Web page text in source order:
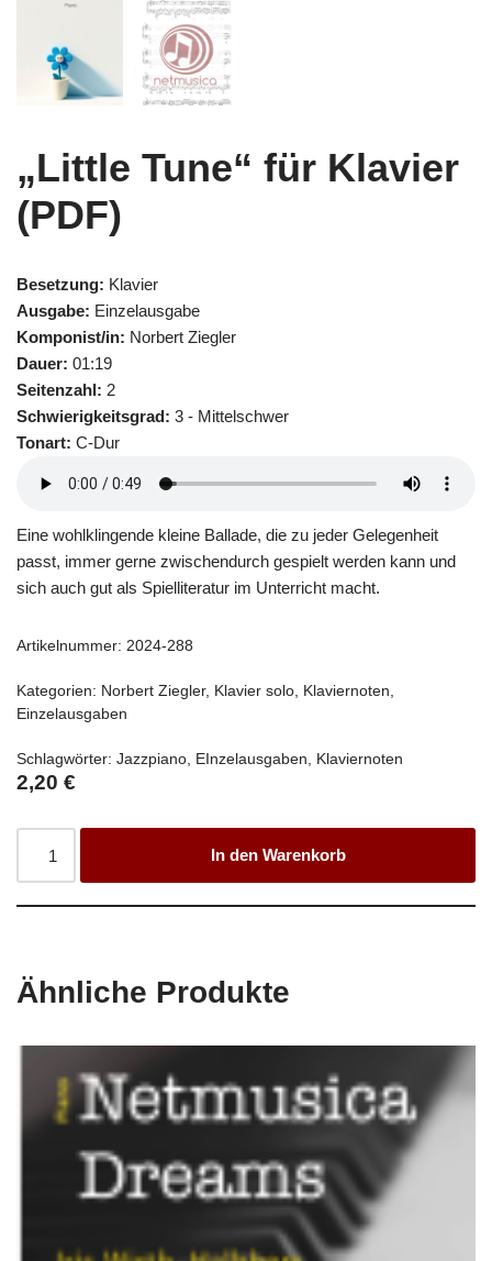
„Little Tune“ für Klavier
(PDF)
Besetzung: Klavier
Ausgabe: Einzelausgabe
Komponist/in: Norbert Ziegler
Dauer: 01:19
Seitenzahl: 2
Schwierigkeitsgrad: 3 - Mittelschwer
Tonart: C-Dur
Eine wohlklingende kleine Ballade, die zu jeder Gelegenheit
passt, immer gerne zwischendurch gespielt werden kann und
sich auch gut als Spielliteratur im Unterricht macht.
Artikelnummer: 2024-288
Kategorien: Norbert Ziegler, Klavier solo, Klaviernoten,
Einzelausgaben
Schlagwörter: Jazzpiano, EInzelausgaben, Klaviernoten
2,20 €
In den Warenkorb
Ähnliche Produkte